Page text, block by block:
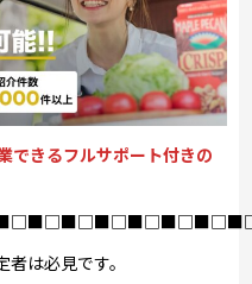
できるフルサポート付きの
は必見です。